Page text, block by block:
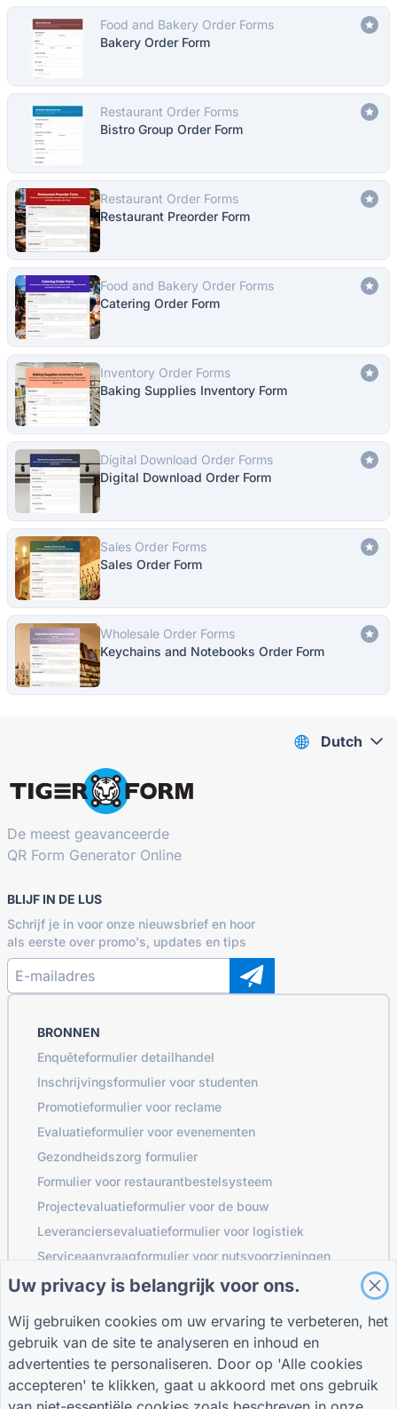
Food and Bakery Order Forms
Bakery Order Form
Restaurant Order Forms
Bistro Group Order Form
Restaurant Order Forms
Restaurant Preorder Form
Food and Bakery Order Forms
Catering Order Form
Inventory Order Forms
Baking Supplies Inventory Form
Digital Download Order Forms
Digital Download Order Form
Sales Order Forms
Sales Order Form
Wholesale Order Forms
Keychains and Notebooks Order Form
De meest geavanceerde
QR Form Generator Online
BLIJF IN DE LUS
Schrijf je in voor onze nieuwsbrief en hoor
als eerste over promo's, updates en tips
BRONNEN
Enquêteformulier detailhandel
Inschrijvingsformulier voor studenten
Promotieformulier voor reclame
Evaluatieformulier voor evenementen
Gezondheidszorg formulier
Formulier voor restaurantbestelsysteem
Projectevaluatieformulier voor de bouw
Leveranciersevaluatieformulier voor logistiek
Serviceaanvraagformulier voor nutsvoorzieningen
Klantbetrokkenheidsformulier
GIDSEN
Helpcentrum
Bloggen
BEDRIJF
Over ons
Neem contact met
VOORWAARDEN
Voorwaarden
Privacybeleid
Dutch
Uw privacy is belangrijk voor ons.
Wij gebruiken cookies om uw ervaring te verbeteren, het
gebruik van de site te analyseren en inhoud en
advertenties te personaliseren. Door op 'Alle cookies
accepteren' te klikken, gaat u akkoord met ons gebruik